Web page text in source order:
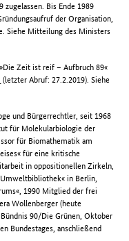
zugelassen. Bis Ende 1989
der Organisation,
Siehe Mitteilung des Ministers
Zeit ist reif – Aufbruch 89«
(letzter Abruf: 27.2.2019). Siehe
und Bürgerrechtler, seit 1968
für Molekularbiologie der
für Biomathematik am
für eine kritische
in oppositionellen Zirkeln,
in Berlin,
1990 Mitglied der frei
Wollenberger (heute
90/Die Grünen, Oktober
Bundestages, anschließend